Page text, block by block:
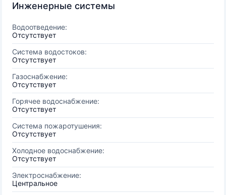
Инженерные системы
Водоотведение:
Отсутствует
Система водостоков:
Отсутствует
Газоснабжение:
Отсутствует
Горячее водоснабжение:
Отсутствует
Система пожаротушения:
Отсутствует
Холодное водоснабжение:
Отсутствует
Электроснабжение:
Центральное